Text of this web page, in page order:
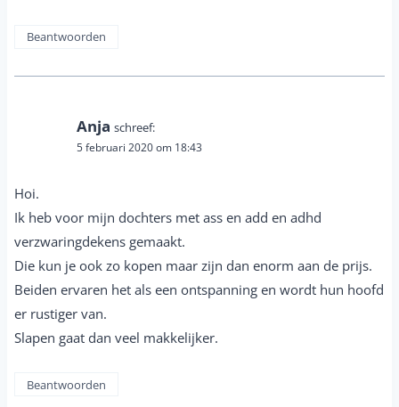
Beantwoorden
Anja schreef:
5 februari 2020 om 18:43
Hoi.
Ik heb voor mijn dochters met ass en add en adhd
verzwaringdekens gemaakt.
Die kun je ook zo kopen maar zijn dan enorm aan de prijs.
Beiden ervaren het als een ontspanning en wordt hun hoofd
er rustiger van.
Slapen gaat dan veel makkelijker.
Beantwoorden